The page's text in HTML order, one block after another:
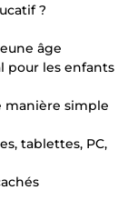
?
âge
pour les enfants
manière simple
tablettes, PC,